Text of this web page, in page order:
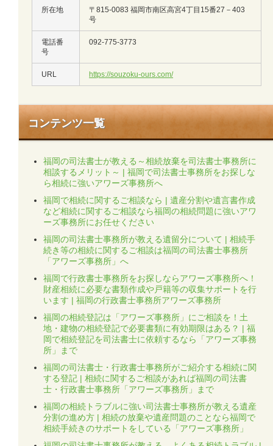
所在地
〒815-0083 福岡市南区高宮4丁目15番27－403
号
電話番
号
092-775-3773
URL https://souzoku-ours.com/
コンテンツ一覧
福岡の司法書士が教える～相続放棄を司法書士事務所に
相談するメリット～ | 福岡で司法書士事務所をお探しな
ら相続に強いアワーズ事務所へ
福岡で相続に関するご相談なら | 遺産分割や遺言書作成
など相続に関するご相談なら福岡の相続問題に強いアワ
ーズ事務所にお任せください
福岡の司法書士事務所が教える遺留分について | 相続手
続き等の相続に関するご相談は福岡の司法書士事務所
「アワーズ事務所」へ
福岡で行政書士事務所をお探しならアワーズ事務所へ！
財産相続に必要な書類作成や戸籍等の収集サポートを行
います | 福岡の行政書士事務所アワーズ事務所
福岡の相続登記は「アワーズ事務所」にご相談を！土
地・建物の相続登記で必要書類に有効期限はある？ | 福
岡で相続登記を司法書士に依頼するなら「アワーズ事務
所」まで
福岡の司法書士・行政書士事務所がご紹介する相続に関
する登記 | 相続に関するご相談があれば福岡の司法書
士・行政書士事務所「アワーズ事務所」まで
福岡の相続トラブルに強い司法書士事務所が教える遺産
分割の進め方 | 相続の放棄や遺産問題のことなら福岡で
相続手続きのサポートをしている「アワーズ事務所」